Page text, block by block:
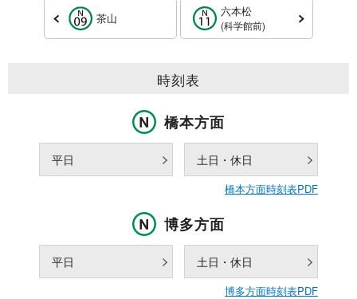
茶山 六本松
(科学館前)
時刻表
橋本方面
平日 土日・休日
橋本方面時刻表PDF
博多方面
平日 土日・休日
博多方面時刻表PDF